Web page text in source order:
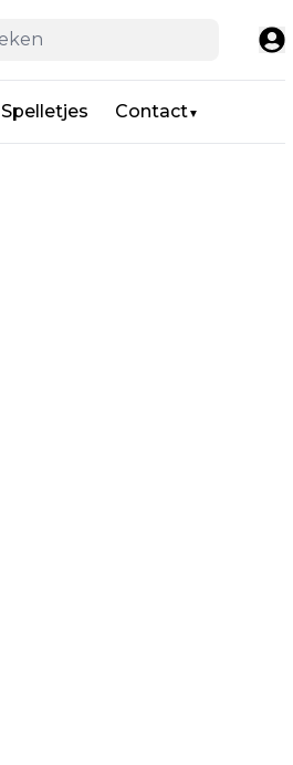
Spelletjes Contact▼